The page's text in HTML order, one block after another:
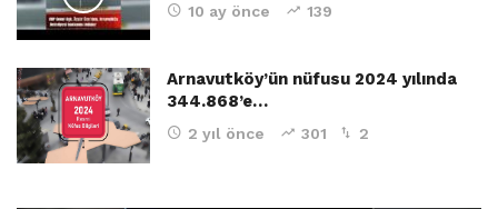
10 ay önce 139
Arnavutköy’ün nüfusu 2024 yılında
344.868’e…
2 yıl önce 301 2